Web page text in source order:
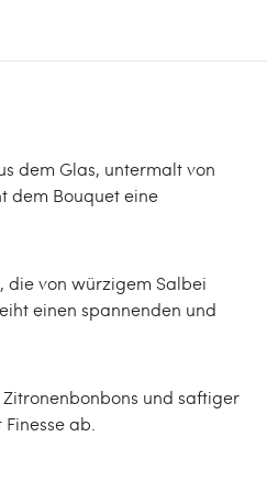
dem Glas, untermalt von
dem Bouquet eine
die von würzigem Salbei
einen spannenden und
und saftiger
ab.